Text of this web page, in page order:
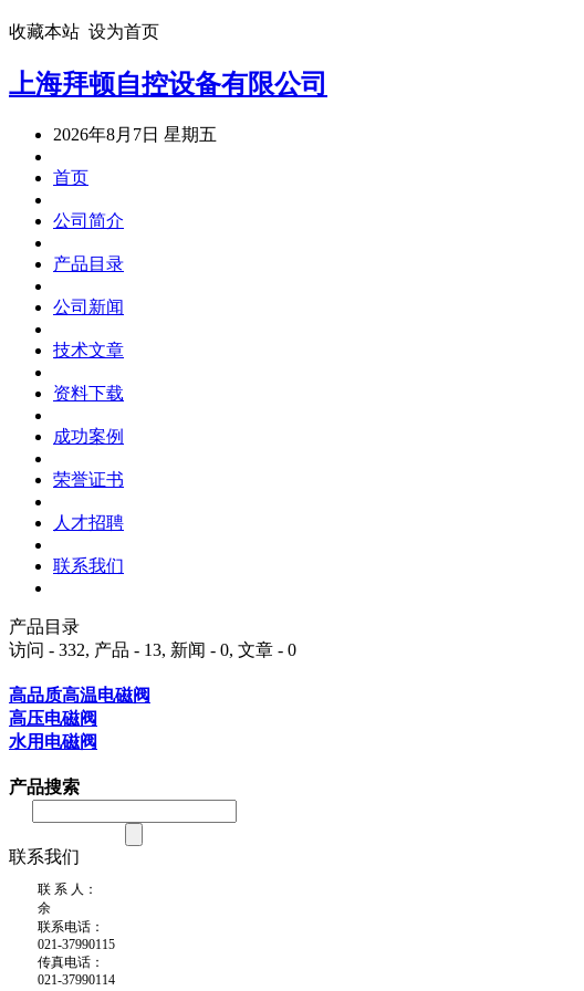
收藏本站 设为首页
上海拜顿自控设备有限公司
2026年8月7日 星期五
首页
公司简介
产品目录
公司新闻
技术文章
资料下载
成功案例
荣誉证书
人才招聘
联系我们
产品目录
访问 - 332, 产品 - 13, 新闻 - 0, 文章 - 0
高品质高温电磁阀
高压电磁阀
水用电磁阀
产品搜索
联系我们
联 系 人：
余
联系电话：
021-37990115
传真电话：
021-37990114